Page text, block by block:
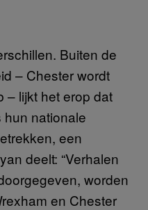
Buiten de
– Chester wordt
– lijkt het erop dat
nationale
een
deelt: “Verhalen
worden
en Chester